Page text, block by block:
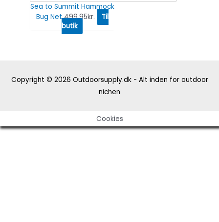
Sea to Summit Hammock
Bug Net 499.95kr.
Til
butik
Copyright © 2026 Outdoorsupply.dk - Alt inden for outdoor
nichen
Cookies